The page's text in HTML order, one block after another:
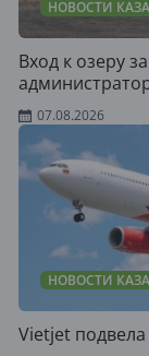
НОВОСТИ
Вход к озеру
07.08.2026
НОВОСТИ
Vietjet подвела